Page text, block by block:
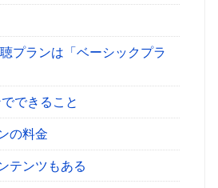
プランは「ベーシックプラ
できること
の料金
テンツもある